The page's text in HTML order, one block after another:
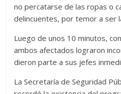
no percatarse de las ropas o
delincuentes, por temor a ser
Luego de unos 10 minutos,
ambos afectados lograron
dieron parte a sus jefes
La Secretaría de Seguridad